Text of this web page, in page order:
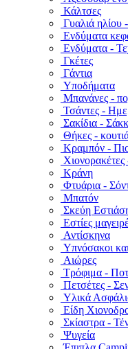
Κάλτσες
Γυαλιά
Ενδύματα
Ενδύματα -
Γκέτες
Γάντια
Υποδήματα
Μπανάνες -
Τσάντες -
Σακίδια -
Θήκες -
Κραμπόν -
Κράνη
Φτυάρια -
Μπατόν
Σκεύη
Εστίες
Αντίσκηνα
Υπνόσακοι
Αιώρες
Τρόφιμα -
Πετσέτες -
Υλικά
Είδη
Σκίαστρα -
Ψυγεία